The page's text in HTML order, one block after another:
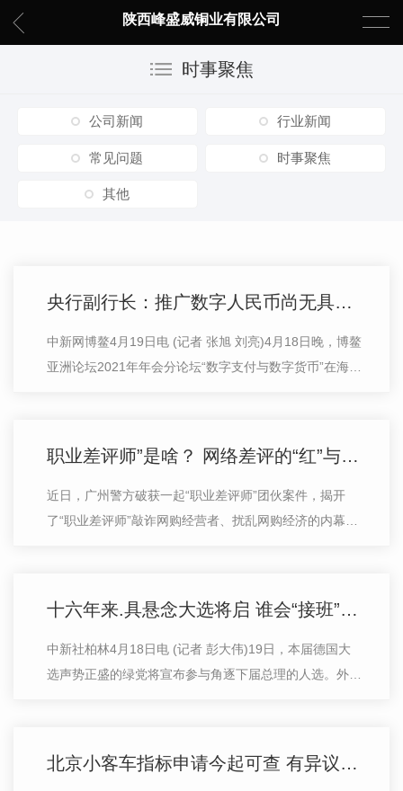
陕西峰盛威铜业有限公司
时事聚焦
公司新闻 行业新闻
常见问题 时事聚焦
其他
央行副行长：推广数字人民币尚无具体时间表
中新网博鳌4月19日电 (记者 张旭 刘亮)4月18日晚，博鳌
亚洲论坛2021年年会分论坛“数字支付与数字货币”在海南
职业差评师”是啥？ 网络差评的“红”与“黑”
近日，广州警方破获一起“职业差评师”团伙案件，揭开
了“职业差评师”敲诈网购经营者、扰乱网购经济的内幕。
十六年来.具悬念大选将启 谁会“接班”默克尔？
中新社柏林4月18日电 (记者 彭大伟)19日，本届德国大
选声势正盛的绿党将宣布参与角逐下届总理的人选。外界
北京小客车指标申请今起可查 有异议应在15日内复核